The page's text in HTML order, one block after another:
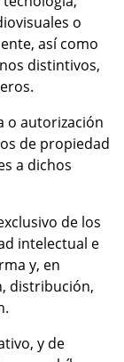
o
así como
distintivos,
o autorización
de propiedad
a dichos
de los
intelectual e
y, en
distribución,
y de